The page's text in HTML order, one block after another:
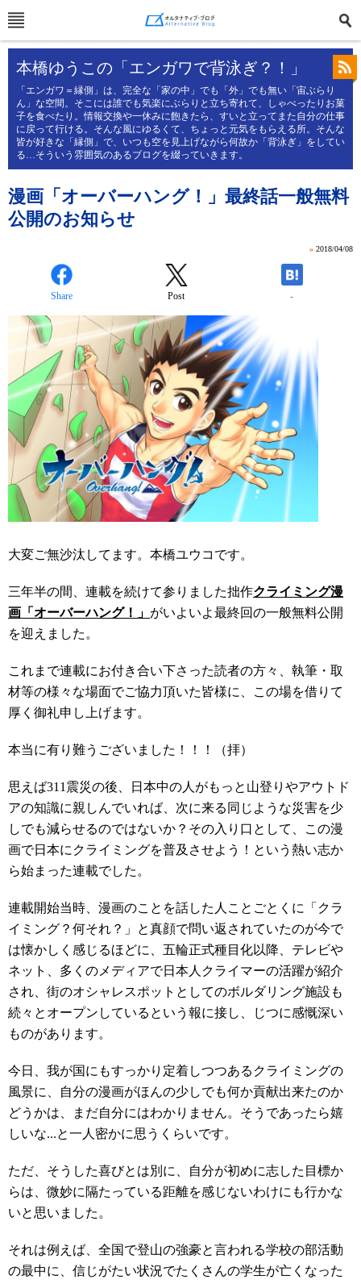
本橋ゆうこの「エンガワで背泳ぎ？！」
「エンガワ＝縁側」は、完全な「家の中」でも「外」でも無い「宙ぶらり
ん」な空間。そこには誰でも気楽にぶらりと立ち寄れて、しゃべったりお菓
子を食べたり。情報交換や一休みに飽きたら、すいと立ってまた自分の仕事
に戻って行ける。そんな風にゆるくて、ちょっと元気をもらえる所。そんな
皆が好きな「縁側」で、いつも空を見上げながら何故か「背泳ぎ」をしてい
る…そういう雰囲気のあるブログを綴っていきます。
漫画「オーバーハング！」最終話一般無料
公開のお知らせ
» 2018/04/08
Share Post -
大変ご無沙汰してます。本橋ユウコです。
三年半の間、連載を続けて参りました拙作クライミング漫
画「オーバーハング！」 がいよいよ最終回の一般無料公開
を迎えました。
これまで連載にお付き合い下さった読者の方々、執筆・取
材等の様々な場面でご協力頂いた皆様に、この場を借りて
厚く御礼申し上げます。
本当に有り難うございました！！！（拝）
思えば311震災の後、日本中の人がもっと山登りやアウトド
アの知識に親しんでいれば、次に来る同じような災害を少
しでも減らせるのではないか？その入り口として、この漫
画で日本にクライミングを普及させよう！という熱い志か
ら始まった連載でした。
連載開始当時、漫画のことを話した人ことごとくに「クラ
イミング？何それ？」と真顔で問い返されていたのが今で
は懐かしく感じるほどに、五輪正式種目化以降、テレビや
ネット、多くのメディアで日本人クライマーの活躍が紹介
され、街のオシャレスポットとしてのボルダリング施設も
続々とオープンしているという報に接し、じつに感慨深い
ものがあります。
今日、我が国にもすっかり定着しつつあるクライミングの
風景に、自分の漫画がほんの少しでも何か貢献出来たのか
どうかは、まだ自分にはわかりません。そうであったら嬉
しいな...と一人密かに思うくらいです。
ただ、そうした喜びとは別に、自分が初めに志した目標か
らは、微妙に隔たっている距離を感じないわけにも行かな
いと思いました。
それは例えば、全国で登山の強豪と言われる学校の部活動
の最中に、信じがたい状況でたくさんの学生が亡くなった